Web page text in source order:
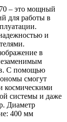
– это мощный
для работы в
и
в
С помощью
смогут
космическими
системы и даже
Диаметр
400 мм